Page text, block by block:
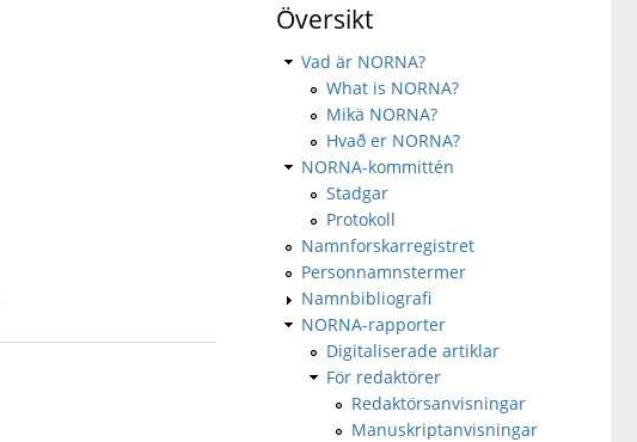
Översikt
Vad är NORNA?
What is NORNA?
Mikä NORNA?
Hvað er NORNA?
NORNA-kommittén
Stadgar
Protokoll
Namnforskarregistret
Personnamnstermer
Namnbibliografi
NORNA-rapporter
Digitaliserade artiklar
För redaktörer
Redaktörsanvisningar
Manuskriptanvisningar